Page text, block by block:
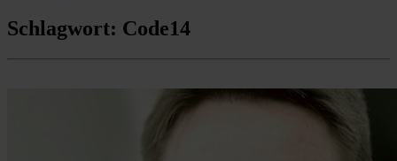
Schlagwort: Code14